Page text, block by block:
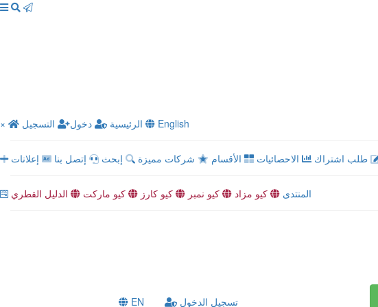
× الرئيسية دخول التسجيل English
طلب اشتراك الاحصائيات الأقسام شركات مميزة إبحث إتصل بنا إعلانات
المنتدى كيو مزاد كيو نمبر كيو كارز كيو ماركت الدليل القطري
تسجيل الدخول EN